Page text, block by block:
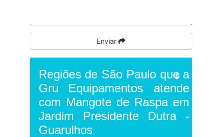
Enviar
Regiões de São Paulo que a
Gru Equipamentos atende
com Mangote de Raspa em
Jardim Presidente Dutra -
Guarulhos